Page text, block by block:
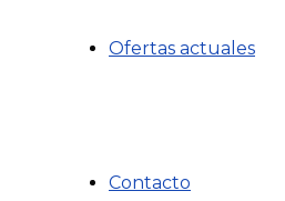
Ofertas actuales
Contacto